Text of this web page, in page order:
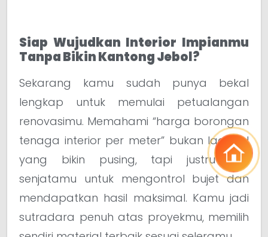
Siap Wujudkan Interior Impianmu
Tanpa Bikin Kantong Jebol?
Sekarang kamu sudah punya bekal
lengkap untuk memulai petualangan
renovasimu. Memahami “harga borongan
tenaga interior per meter” bukan lagi hal
yang bikin pusing, tapi justru jadi
senjatamu untuk mengontrol bujet dan
mendapatkan hasil maksimal. Kamu jadi
sutradara penuh atas proyekmu, memilih